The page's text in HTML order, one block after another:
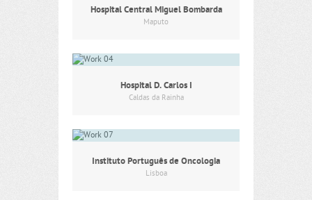
Hospital Central Miguel Bombarda
Maputo
Hospital D. Carlos I
Caldas da Rainha
Instituto Português de Oncologia
Lisboa